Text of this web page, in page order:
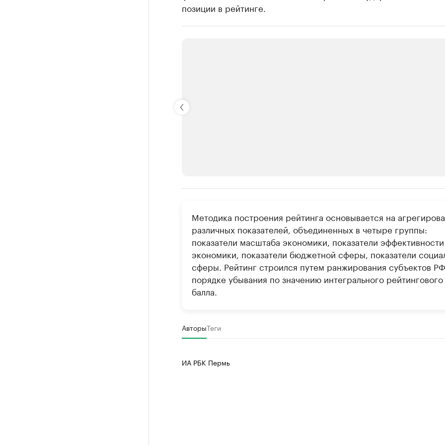
позиции в рейтинге.
Крупнейшие производители и продавцы медийной
Ознакомьтесь с информацией в каталоге
Методика построения рейтинга основывается на
различных показателей, объединенных в четыре группы:
показатели масштаба экономики, показатели эффективности
экономики, показатели бюджетной сферы, показатели
сферы. Рейтинг строился путем ранжирования субъектов
порядке убывания по значению интегрального рейтингового
балла.
АвторыТеги
ИА РБК Пермь